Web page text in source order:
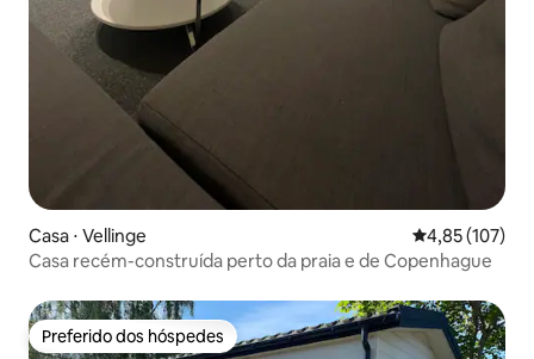
Casa ⋅ Vellinge 4,85 de uma
4,85 (107)
Casa recém-construída perto da praia e de Copenhague
Preferido dos hóspedes
Preferido dos hóspedes